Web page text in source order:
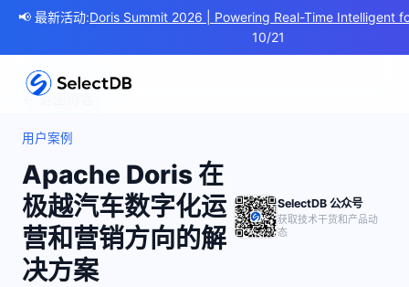
📢 最新活动:Doris Summit 2026 | Powering Real-Time Intelligent
10/21
← 返回博客
用户案例
Apache Doris 在
极越汽车数字化运
营和营销方向的解
决方案
SelectDB 公众号
获取技术干货和产品动
态